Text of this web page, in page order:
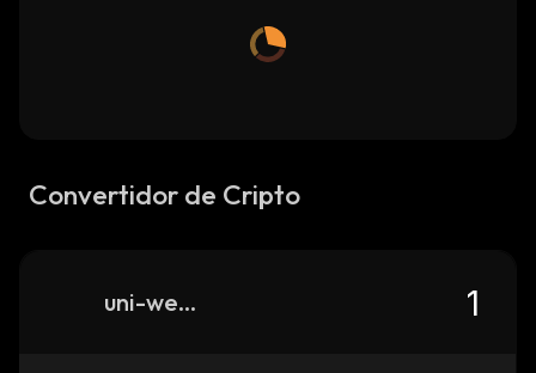
Convertidor de Cripto
uni-weth-rly-0x27fd0857f0ef224097001e87e61026e39e1b04d1